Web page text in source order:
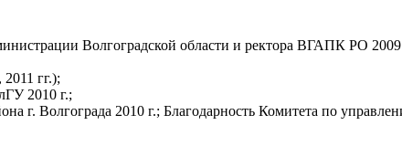
Волгоградской области и ректора ВГАПК РО 2009
гг.);
2010 г.;
г. Волгограда 2010 г.; Благодарность Комитета по